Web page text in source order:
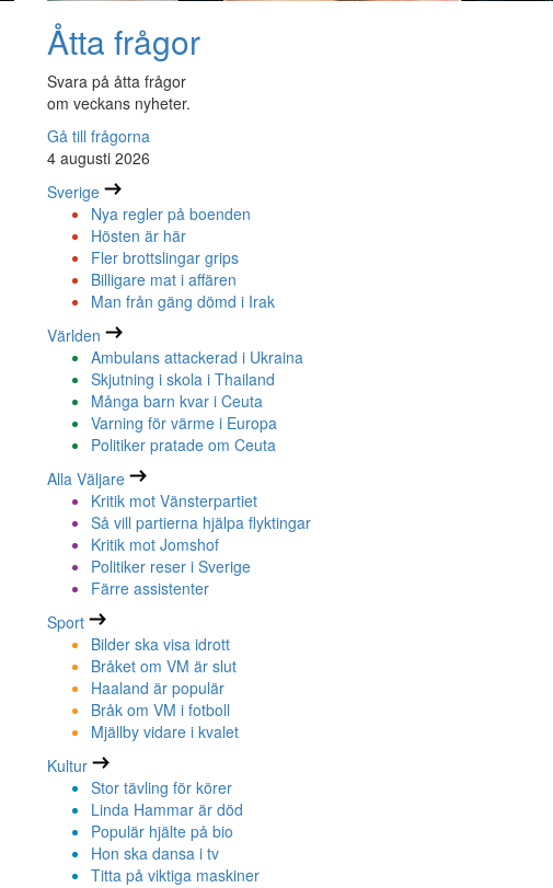
Åtta frågor
Svara på åtta frågor
om veckans nyheter.
Gå till frågorna
4 augusti 2026
Sverige
Nya regler på boenden
Hösten är här
Fler brottslingar grips
Billigare mat i affären
Man från gäng dömd i Irak
Världen
Ambulans attackerad i Ukraina
Skjutning i skola i Thailand
Många barn kvar i Ceuta
Varning för värme i Europa
Politiker pratade om Ceuta
Alla Väljare
Kritik mot Vänsterpartiet
Så vill partierna hjälpa flyktingar
Kritik mot Jomshof
Politiker reser i Sverige
Färre assistenter
Sport
Bilder ska visa idrott
Bråket om VM är slut
Haaland är populär
Bråk om VM i fotboll
Mjällby vidare i kvalet
Kultur
Stor tävling för körer
Linda Hammar är död
Populär hjälte på bio
Hon ska dansa i tv
Titta på viktiga maskiner